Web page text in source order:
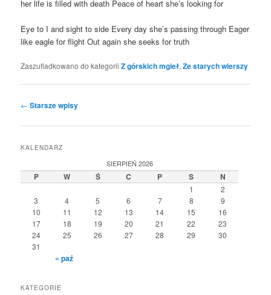
her life is fil­led with death Peace of heart she­’s looking for
Eye to I and sight to side Eve­ry day she­’s pas­sing thro­ugh Eager
like eagle for fli­ght Out aga­in she seeks for truth
Zaszufladkowano do kategorii Z górskich mgieł,Ze starych wierszy
Nawigacja
← Starsze wpisy
KALENDARZ
SIERPIEŃ 2026
P W Ś C P S N
1
2
3
4 5 6 7 8
9
10
11 12 13 14 15
16
17
18 19 20 21 22
23
24
25 26 27 28 29
30
31
« paź
KATEGORIE